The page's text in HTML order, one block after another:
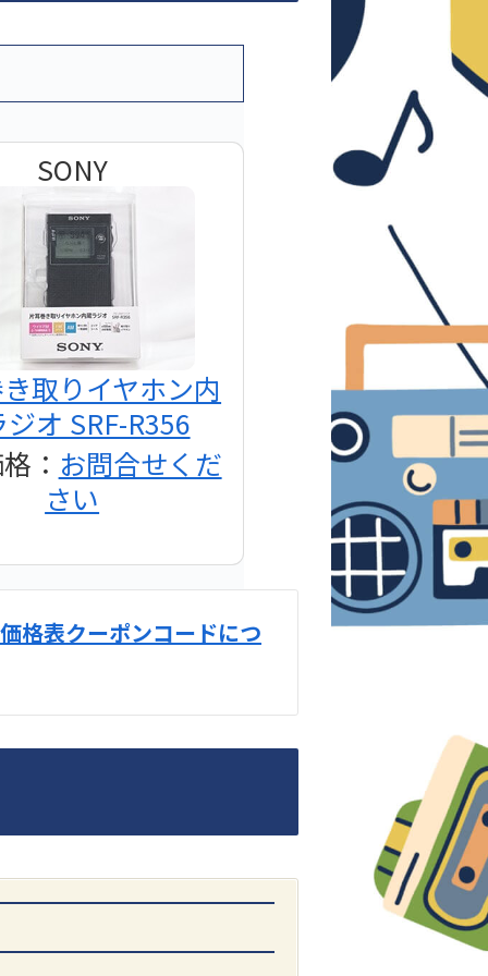
SONY
取りイヤホン内
オ SRF-R356
： お問合せくだ
さい
DENON
格表クーポンコードにつ